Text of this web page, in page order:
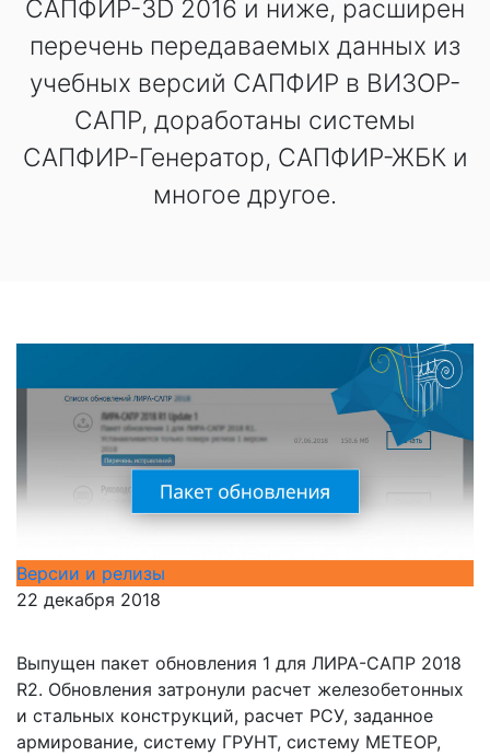
САПФИР-3D 2016 и ниже, расширен
перечень передаваемых данных из
учебных версий САПФИР в ВИЗОР-
САПР, доработаны системы
САПФИР-Генератор, САПФИР-ЖБК и
многое другое.
Версии и релизы
22 декабря 2018
Выпущен пакет обновления 1 для ЛИРА-САПР 2018
R2. Обновления затронули расчет железобетонных
и стальных конструкций, расчет РСУ, заданное
армирование, систему ГРУНТ, систему МЕТЕОР,